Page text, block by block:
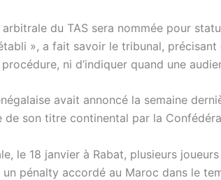
du TAS sera nommée pour
», a fait savoir le tribunal, précisant
ni d’indiquer quand une
avait annoncé la semaine
de son titre continental par la
le 18 janvier à Rabat, plusieurs
pénalty accordé au Maroc dans le